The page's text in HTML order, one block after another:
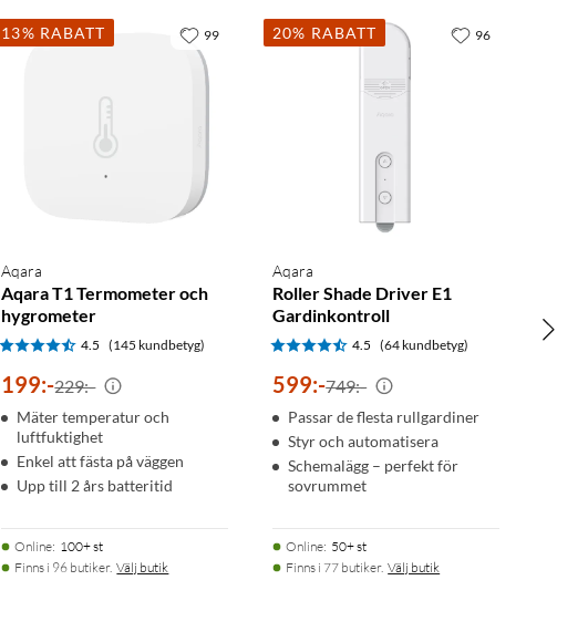
13% RABATT
Aqara
Aqara T1 Termometer och
hygrometer
4.5 (145 kundbetyg)
199:-229:-
Mäter temperatur och
luftfuktighet
Enkel att fästa på väggen
Upp till 2 års batteritid
Online: 100+ st
Finns i 96 butiker. Välj butik
99 20% RABATT
Aqara
Roller Shade Driver E1
Gardinkontroll
4.5 (64 kundbetyg)
599:-749:-
Passar de flesta rullgardiner
Styr och automatisera
Schemalägg – perfekt för
sovrummet
Online: 50+ st
Finns i 77 butiker. Välj butik
96